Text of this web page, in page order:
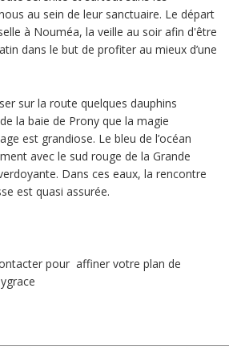
au sein de leur sanctuaire. Le départ
à Nouméa, la veille au soir afin d'être
dans le but de profiter au mieux d’une
sur la route quelques dauphins
la baie de Prony que la magie
est grandiose. Le bleu de l’océan
avec le sud rouge de la Grande
Dans ces eaux, la rencontre
est quasi assurée.
pour affiner votre plan de